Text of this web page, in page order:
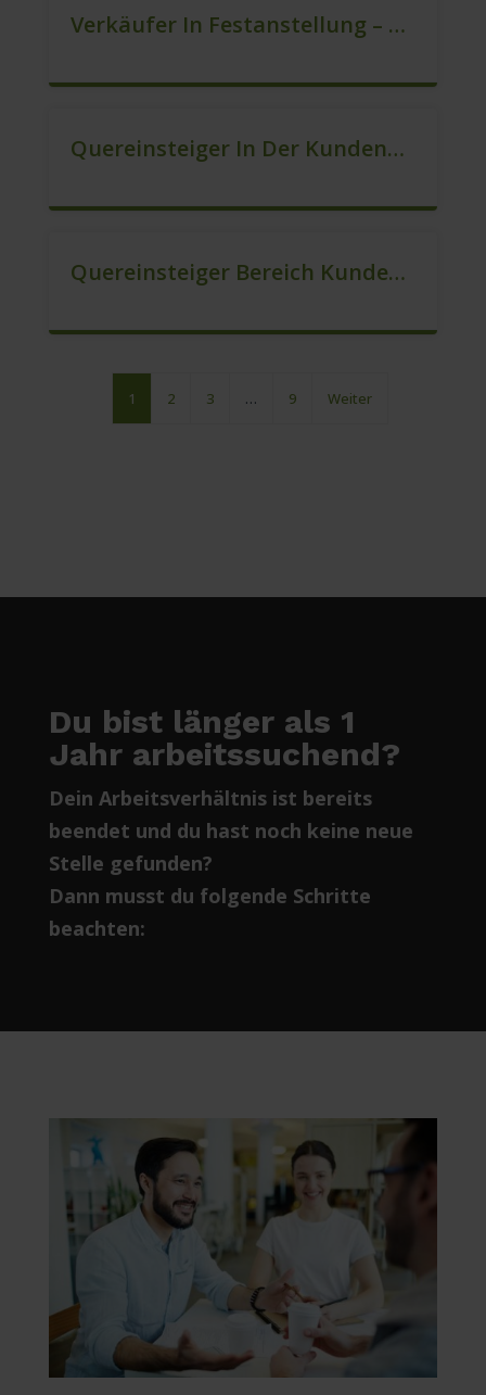
Verkäufer In Festanstellung – Top Gehalt (m/w/d)
Quereinsteiger In Der Kundenberatung (m/w/d)
Quereinsteiger Bereich Kundenberatung (m/w/d)
1 2 3 … 9 Weiter
Du bist länger als 1
Jahr arbeitssuchend?
Dein Arbeitsverhältnis ist bereits
beendet und du hast noch keine neue
Stelle gefunden?
Dann musst du folgende Schritte
beachten: